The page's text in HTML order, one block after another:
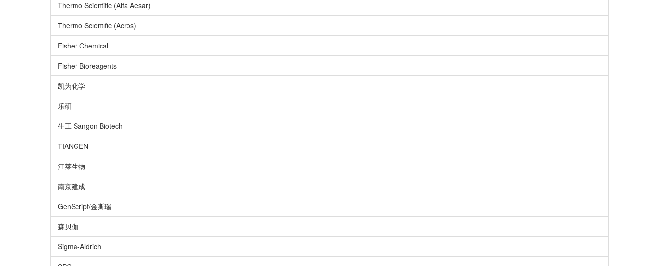
Thermo Scientific (Alfa Aesar)
Thermo Scientific (Acros)
Fisher Chemical
Fisher Bioreagents
凯为化学
乐研
生工 Sangon Biotech
TIANGEN
江莱生物
南京建成
GenScript/金斯瑞
森贝伽
Sigma-Aldrich